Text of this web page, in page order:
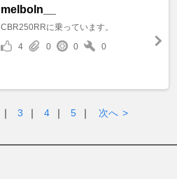
melboln__
CBR250RRに乗っています。
4
0 0 0
｜ 3 ｜ 4 ｜ 5 ｜ 次へ >